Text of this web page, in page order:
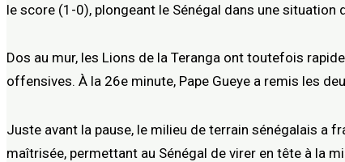
le score (1-0), plongeant le Sénégal dans une situation
Dos au mur, les Lions de la Teranga ont toutefois
offensives. À la 26e minute, Pape Gueye a remis les
Juste avant la pause, le milieu de terrain sénégalais a
maîtrisée, permettant au Sénégal de virer en tête à la